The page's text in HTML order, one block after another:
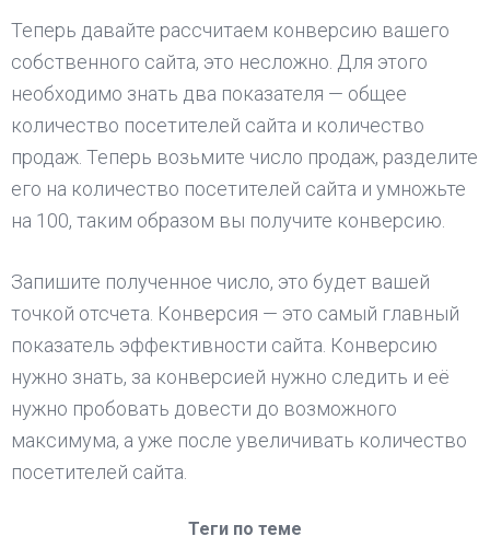
Теперь давайте рассчитаем конверсию вашего
собственного сайта, это несложно. Для этого
необходимо знать два показателя — общее
количество посетителей сайта и количество
продаж. Теперь возьмите число продаж, разделите
его на количество посетителей сайта и умножьте
на 100, таким образом вы получите конверсию.
Запишите полученное число, это будет вашей
точкой отсчета. Конверсия — это самый главный
показатель эффективности сайта. Конверсию
нужно знать, за конверсией нужно следить и её
нужно пробовать довести до возможного
максимума, а уже после увеличивать количество
посетителей сайта.
Теги по теме